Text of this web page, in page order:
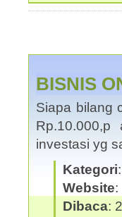
BISNIS
Siapa bilang
investasi yg
Kategori
Website:
Dibaca: